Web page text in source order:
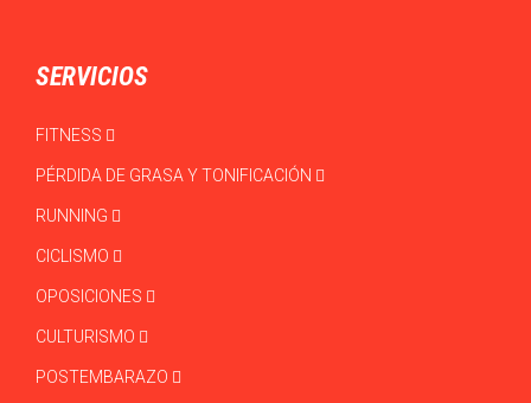
SERVICIOS
FITNESS
PÉRDIDA DE GRASA Y TONIFICACIÓN
RUNNING
CICLISMO
OPOSICIONES
CULTURISMO
POSTEMBARAZO